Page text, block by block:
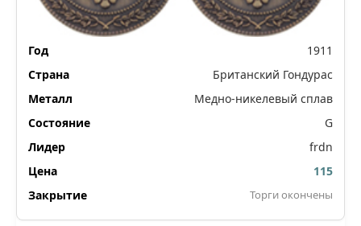
1911
Британский Гондурас
Медно-никелевый сплав
G
frdn
115
Торги окончены